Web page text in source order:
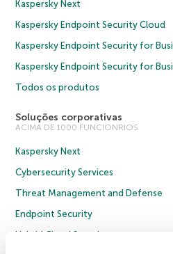
Kaspersky Next
Kaspersky Endpoint Security Cloud
Kaspersky Endpoint Security for
Kaspersky Endpoint Security for
Todos os produtos
Soluções corporativas
ACIMA DE 1000 FUNCIONRIOS
Kaspersky Next
Cybersecurity Services
Threat Management and Defense
Endpoint Security
Hybrid Cloud Security